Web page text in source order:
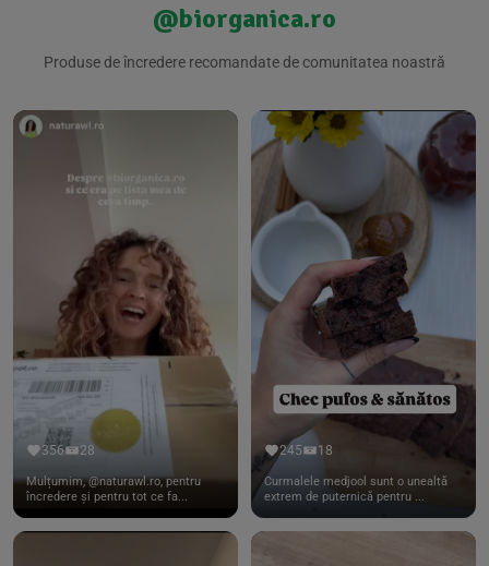
@biorganica.ro
Produse de încredere recomandate de comunitatea noastră
356 28
Mulțumim, @naturawl.ro, pentru
încredere și pentru tot ce fa...
245 18
Curmalele medjool sunt o unealtă
extrem de puternică pentru ...